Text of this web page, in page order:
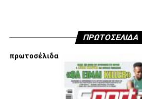
Εμείς είμαστε μόνο Π.Α.Ο.Κ.
Μόνο τα 4 γράμματα έχουν σημασία
ΠΡΩΤΟΣΕΛΙΔΑ
πρωτοσέλιδα